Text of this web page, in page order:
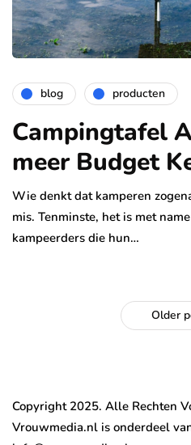
blog producten
Campingtafel
meer Budget
Wie denkt dat kamperen
mis. Tenminste, het is met
kampeerders die hun…
Older
Copyright 2025. Alle Rechten
Vrouwmedia.nl is onderdeel